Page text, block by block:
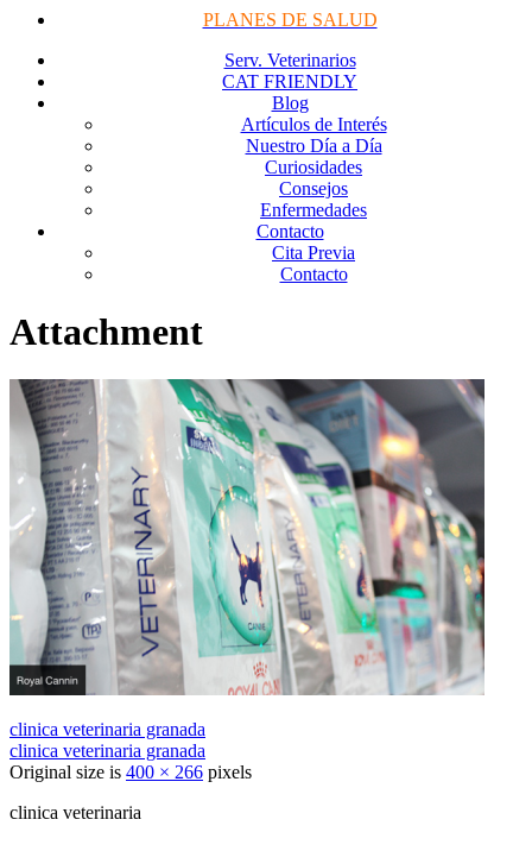
PLANES DE SALUD
Serv. Veterinarios
CAT FRIENDLY
Blog
Artículos de Interés
Nuestro Día a Día
Curiosidades
Consejos
Enfermedades
Contacto
Cita Previa
Contacto
Attachment
clinica veterinaria granada
clinica veterinaria granada
Original size is 400 × 266 pixels
clinica veterinaria